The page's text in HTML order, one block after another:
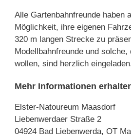
Alle Gartenbahnfreunde haben
Möglichkeit, ihre eigenen
320 m langen Strecke zu
Modellbahnfreunde und
wollen, sind herzlich
Mehr Informationen
Elster-Natoureum Maasdorf
Liebenwerdaer Straße 2
04924 Bad Liebenwerda, OT